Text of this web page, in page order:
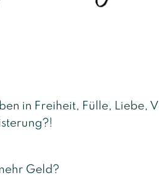
in Freiheit, Fülle, Liebe,
Geld?